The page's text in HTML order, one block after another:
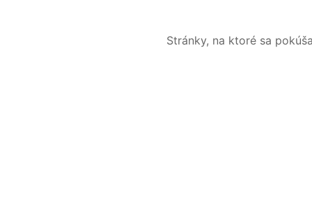
Stránky, na ktoré sa